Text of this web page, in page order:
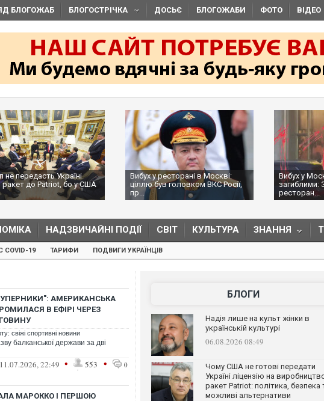
БЛОГОЖАБ БЛОГОСТРІЧКА ДОСЬЄ БЛОГОЖАБИ ФОТО ВІДЕО
не передасть Україні
ракет до Patriot, бо у США
Вибух у ресторані в Москві:
ціллю був головком ВКС Росії,
пр...
Вибух у
загиблими:
ресторан...
НАДЗВИЧАЙНІ ПОДІЇ СВІТ КУЛЬТУРА ЗНАННЯ
COVID-19 ТАРИФИ ПОДВИГИ УКРАЇНЦІВ
АМЕРИКАНСЬКА
В ЕФІРІ ЧЕРЕЗ
свіжі спортивні новини
балканської держави за дві
11.07.2026, 22:49 • 553 • 0
МАРОККО І ПЕРШОЮ
БЛОГИ
Надія лише на культ жінки в
українській культурі
06.08.2026 08:49
Чому США не готові передати
Україні ліцензію на
ракет Patriot: політика, безпека
можливі альтернативи